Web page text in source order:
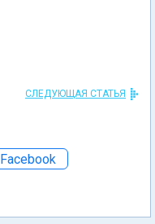
СЛЕДУЮЩАЯ СТАТЬЯ
Facebook